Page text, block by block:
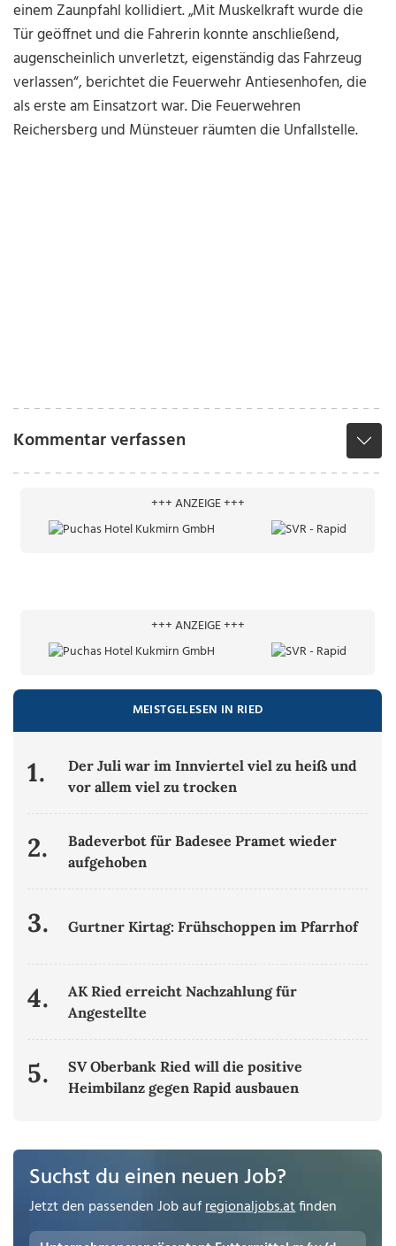
einem Zaunpfahl kollidiert. „Mit Muskelkraft wurde die
Tür geöffnet und die Fahrerin konnte anschließend,
augenscheinlich unverletzt, eigenständig das Fahrzeug
verlassen“, berichtet die Feuerwehr Antiesenhofen, die
als erste am Einsatzort war. Die Feuerwehren
Reichersberg und Münsteuer räumten die Unfallstelle.
Kommentar verfassen
+++ ANZEIGE +++
+++ ANZEIGE +++
MEISTGELESEN IN RIED
1.
Der Juli war im Innviertel viel zu heiß und
vor allem viel zu trocken
2.
Badeverbot für Badesee Pramet wieder
aufgehoben
3. Gurtner Kirtag: Frühschoppen im Pfarrhof
4.
AK Ried erreicht Nachzahlung für
Angestellte
5.
SV Oberbank Ried will die positive
Heimbilanz gegen Rapid ausbauen
Suchst du einen neuen Job?
Jetzt den passenden Job aufregionaljobs.atfinden